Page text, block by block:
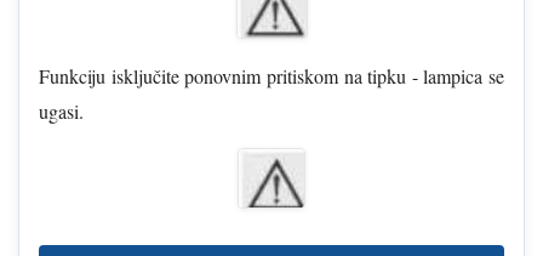
Funkciju isključite ponovnim pritiskom na tipku - lampica se
ugasi.